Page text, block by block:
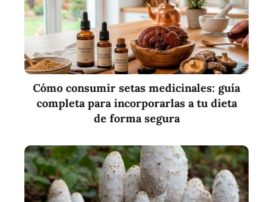
Cómo consumir setas medicinales: guía
completa para incorporarlas a tu dieta
de forma segura